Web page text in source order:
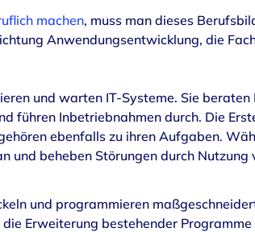
machen, muss man dieses
Anwendungsentwicklung, die
und warten IT-Systeme. Sie
führen Inbetriebnahmen durch. Die
ebenfalls zu ihren Aufgaben.
und beheben Störungen durch Nutzung
und programmieren
Erweiterung bestehender